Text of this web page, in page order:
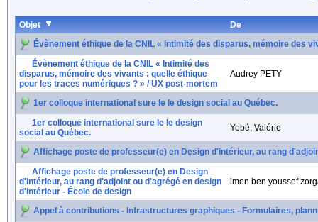
Objet
De
Évènement éthique de la CNIL « Intimité des disparus, mémoire des
Évènement éthique de la CNIL « Intimité des
disparus, mémoire des vivants : quelle éthique
pour les traces numériques ? » / UX post-mortem
Audrey PETY
1er colloque international sure le le design social au Québec.
1er colloque international sure le le design
social au Québec.
Yobé, Valérie
Affichage poste de professeur(e) en Design d'intérieur, au rang
Affichage poste de professeur(e) en Design
d'intérieur, au rang d'adjoint ou d'agrégé en design
d'intérieur - École de design
imen ben youssef
Appel à contributions - Infrastructures graphiques - Formulaires,